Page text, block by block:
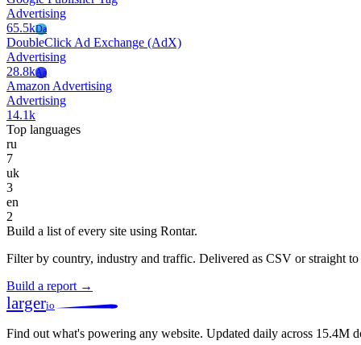
Advertising
65.5kDa
DoubleClick Ad Exchange (AdX)
Advertising
28.8kAa
Amazon Advertising
Advertising
14.1k
Top languages
ru
7
uk
3
en
2
Build a list of every site using Rontar.
Filter by country, industry and traffic. Delivered as CSV or straight
Build a report →
largerio
Find out what's powering any website. Updated daily across 15.4M